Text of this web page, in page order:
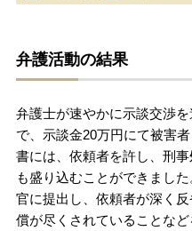
弁護活動の結果
弁護士が速やかに示談交渉
で、示談金20万円にて被害
書には、依頼者を許し、刑
も盛り込むことができまし
官に提出し、依頼者が深く
償が尽くされていることな